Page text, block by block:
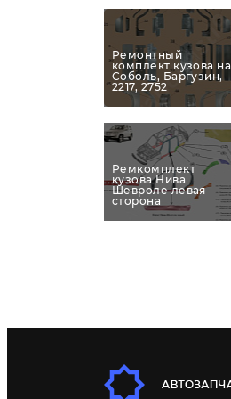
Ремонтный
комплект кузова на
Соболь, Баргузин,
2217, 2752
Ремкомплект
кузова Нива
Шевроле левая
сторона